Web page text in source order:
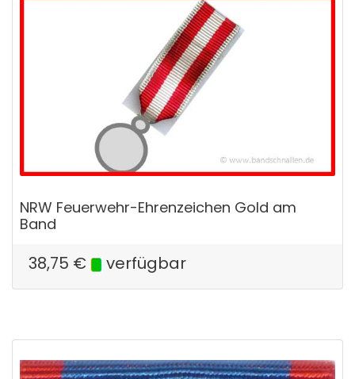
NRW Feuerwehr-Ehrenzeichen Gold am
Band
38,75 € verfügbar